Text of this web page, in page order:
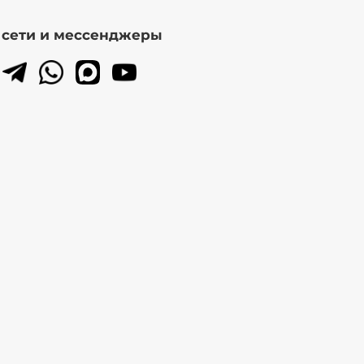
и мессенджеры